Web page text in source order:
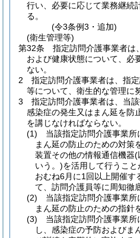
行い、必要に応じて業務継続
る。
(令3条例3・追加)
(衛生管理等)
第32条
指定訪問介護事業者は
および健康状態について、必
ない。
2
指定訪問介護事業者は、指
等について、衛生的な管理に
3
指定訪問介護事業者は、当
感染症の発生又はまん延を防
を講じなければならない。
(1)
当該指定訪問介護事業
まん延の防止のための対策
装置その他の情報通信機器(
いう。)を活用して行うこ
おむね6月に1回以上開催す
て、訪問介護員等に周知徹
(2)
当該指定訪問介護事業
まん延の防止のための指針
(3)
当該指定訪問介護事業
し、感染症の予防およびま